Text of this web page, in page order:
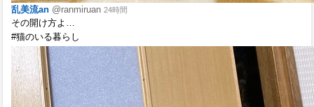
乱美流an @ranmiruan 24時間
その開け方よ…
#猫のいる暮らし